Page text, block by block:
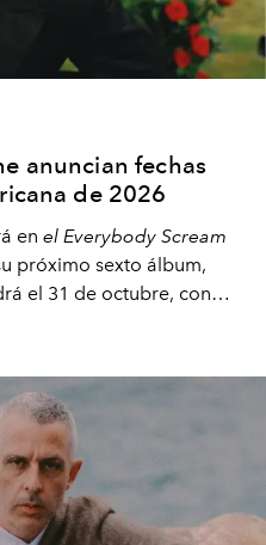
anuncian fechas
de 2026
en el Everybody Scream
próximo sexto álbum,
el 31 de octubre, con
de abril del próximo